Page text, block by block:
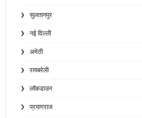
सुलतानपुर
नई दिल्ली
अमेठी
रायबरेली
लॉकडाउन
प्रयागराज